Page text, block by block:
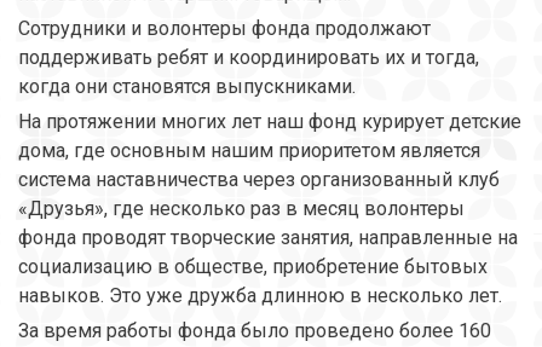
Сотрудники и волонтеры фонда продолжают
поддерживать ребят и координировать их и тогда,
когда они становятся выпускниками.
На протяжении многих лет наш фонд курирует детские
дома, где основным нашим приоритетом является
система наставничества через организованный клуб
«Друзья», где несколько раз в месяц волонтеры
фонда проводят творческие занятия, направленные на
социализацию в обществе, приобретение бытовых
навыков. Это уже дружба длинною в несколько лет.
За время работы фонда было проведено более 160